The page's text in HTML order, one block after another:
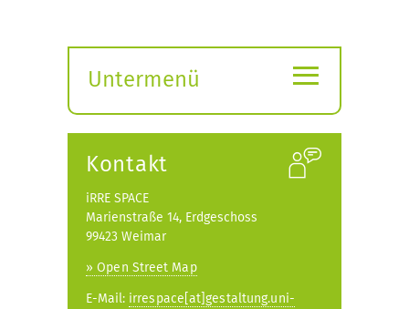
Untermenü
öffnen
≡
Kontakt
iRRE SPACE
Marienstraße 14, Erdgeschoss
99423 Weimar
» Open Street Map
E-Mail: irrespace[at]gestaltung.uni-